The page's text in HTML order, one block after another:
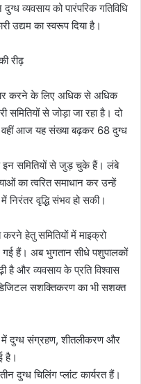
व्यवसाय को पारंपरिक गतिविधि
उद्यम का स्वरूप दिया है।
रीढ़
करने के लिए अधिक से अधिक
से जोड़ा जा रहा है। दो
वहीं आज यह संख्या बढ़कर 68 दुग्ध
समितियों से जुड़ चुके हैं। लंबे
का त्वरित समाधान कर उन्हें
वृद्धि संभव हो सकी।
हेतु समितियों में माइक्रो
गई हैं। अब भुगतान सीधे पशुपालकों
है और व्यवसाय के प्रति विश्वास
सशक्तिकरण का भी सशक्त
में दुग्ध संग्रहण, शीतलीकरण और
है।
दुग्ध चिलिंग प्लांट कार्यरत हैं।